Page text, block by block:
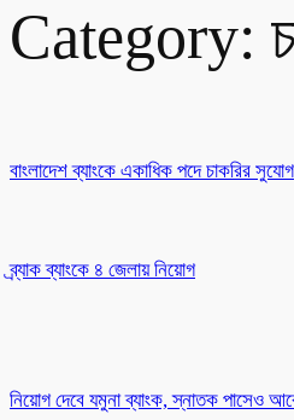
Category:
বাংলাদেশ ব্যাংকে একাধিক পদে চাকরির সুযোগ
ব্র্যাক ব্যাংকে ৪ জেলায় নিয়োগ
নিয়োগ দেবে যমুনা ব্যাংক, স্নাতক পাসেও